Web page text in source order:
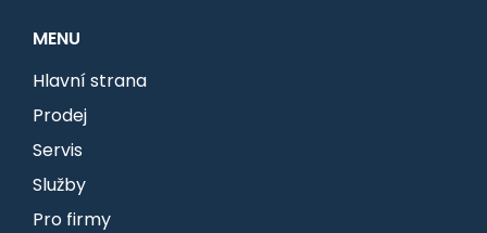
MENU
Hlavní strana
Prodej
Servis
Služby
Pro firmy